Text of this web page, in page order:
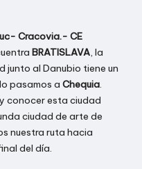
Cracovia.- CE
BRATISLAVA, la
junto al Danubio tiene un
pasamos a Chequia.
conocer esta ciudad
ciudad de arte de
nuestra ruta hacia
del día.